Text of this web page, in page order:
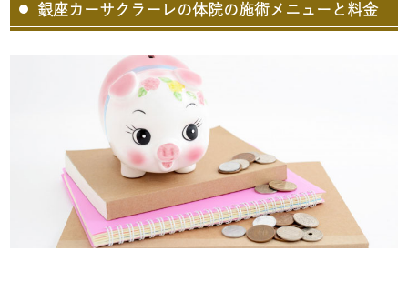
銀座カーサクラーレの体院の施術メニューと料金